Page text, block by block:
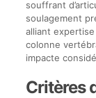
souffrant
soulagement
alliant
colonne
impacte
Critères